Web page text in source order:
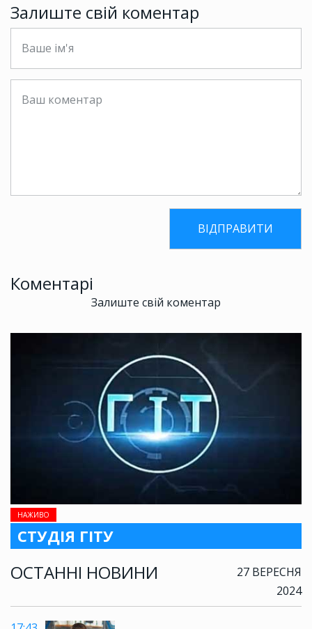
НАЖИВО
СТУДІЯ ГІТУ
ОСТАННІ НОВИНИ
27 ВЕРЕСНЯ
2024
Залиште свій коментар
Коментарі
Залиште свій коментар